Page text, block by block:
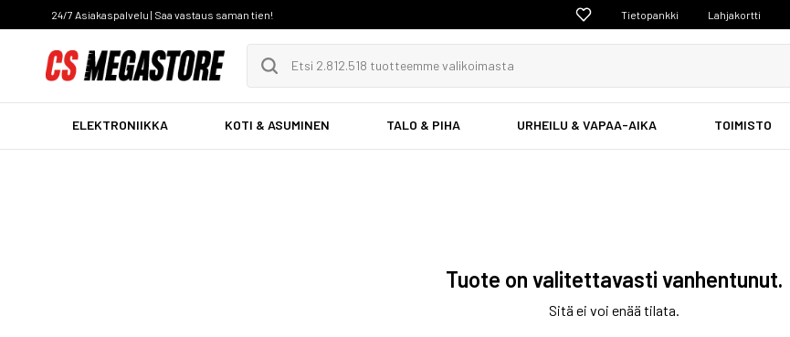
24/7 Asiakaspalvelu | Saa vastaus saman tien! Tietopankki Lahjakortti
ELEKTRONIIKKA KOTI & ASUMINEN TALO & PIHA URHEILU & VAPAA-AIKA TOIMISTO
Tuote on valitettavasti vanhentunut.
Sitä ei voi enää tilata.